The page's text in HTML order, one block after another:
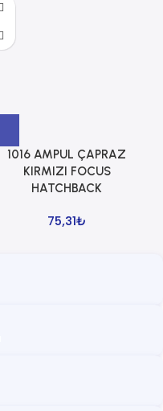
1016 AMPUL ÇAPRAZ
KIRMIZI FOCUS
HATCHBACK
75,31₺